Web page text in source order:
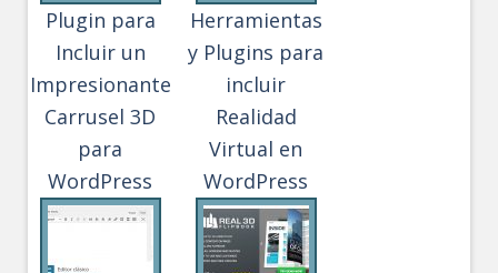
Plugin para
Incluir un
Impresionante
Carrusel 3D
para
WordPress
Herramientas
y Plugins para
incluir
Realidad
Virtual en
WordPress